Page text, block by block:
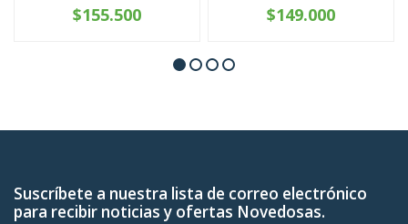
$155.500 $149.000
Suscríbete a nuestra lista de correo electrónico
para recibir noticias y ofertas Novedosas.